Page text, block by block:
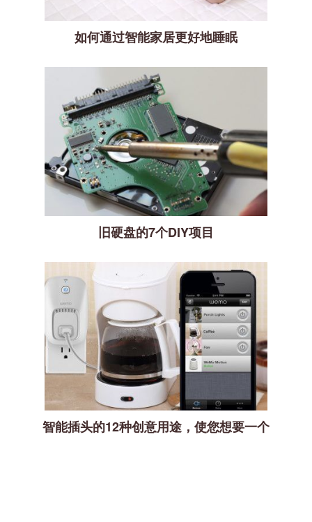
如何通过智能家居更好地睡眠
旧硬盘的7个DIY项目
智能插头的12种创意用途，使您想要一个